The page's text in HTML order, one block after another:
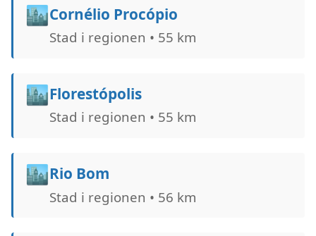
🏙️Cornélio Procópio
Stad i regionen • 55 km
🏙️Florestópolis
Stad i regionen • 55 km
🏙️Rio Bom
Stad i regionen • 56 km